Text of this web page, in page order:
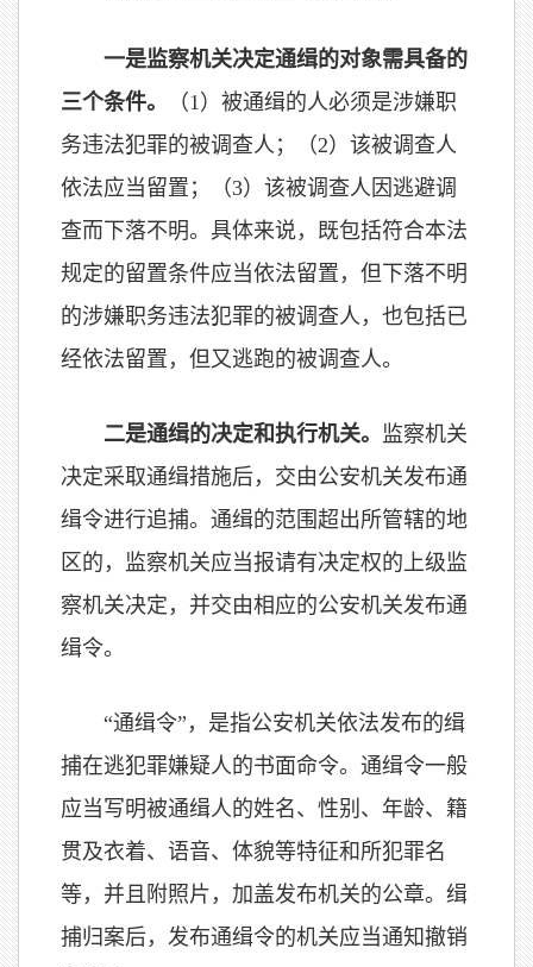
一是监察机关决定通缉的对象需具备的
三个条件。
（1）被通缉的人必须是涉嫌职
务违法犯罪的被调查人；（2）该被调查人
依法应当留置；（3）该被调查人因逃避调
查而下落不明。具体来说，既包括符合本法
规定的留置条件应当依法留置，但下落不明
的涉嫌职务违法犯罪的被调查人，也包括已
经依法留置，但又逃跑的被调查人。
二是通缉的决定和执行机关。 监察机关
决定采取通缉措施后，交由公安机关发布通
缉令进行追捕。通缉的范围超出所管辖的地
区的，监察机关应当报请有决定权的上级监
察机关决定，并交由相应的公安机关发布通
缉令。
“通缉令”，是指公安机关依法发布的缉
捕在逃犯罪嫌疑人的书面命令。通缉令一般
应当写明被通缉人的姓名、性别、年龄、籍
贯及衣着、语音、体貌等特征和所犯罪名
等，并且附照片，加盖发布机关的公章。缉
捕归案后，发布通缉令的机关应当通知撤销